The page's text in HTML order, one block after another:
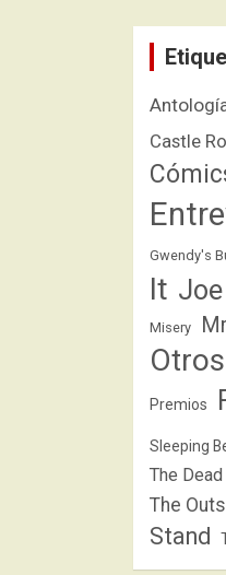
Castle
Gwendy's
It Joe
Misery
Premios
Sleeping
The
The
Stand